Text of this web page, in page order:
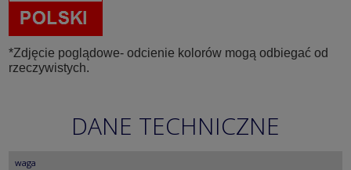
*Zdjęcie poglądowe- odcienie kolorów mogą odbiegać od
rzeczywistych.
DANE TECHNICZNE
waga